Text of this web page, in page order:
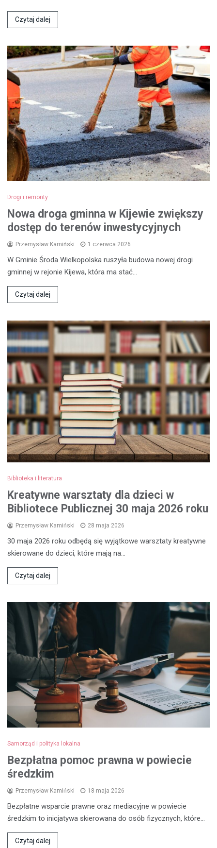
Czytaj dalej
Drogi i remonty
Nowa droga gminna w Kijewie zwiększy
dostęp do terenów inwestycyjnych
Przemysław Kamiński 1 czerwca 2026
W Gminie Środa Wielkopolska ruszyła budowa nowej drogi
gminnej w rejonie Kijewa, która ma stać…
Czytaj dalej
Biblioteka i literatura
Kreatywne warsztaty dla dzieci w
Bibliotece Publicznej 30 maja 2026 roku
Przemysław Kamiński 28 maja 2026
30 maja 2026 roku odbędą się wyjątkowe warsztaty kreatywne
skierowane do dzieci, które mają na…
Czytaj dalej
Samorząd i polityka lokalna
Bezpłatna pomoc prawna w powiecie
średzkim
Przemysław Kamiński 18 maja 2026
Bezpłatne wsparcie prawne oraz mediacyjne w powiecie
średzkim to inicjatywa skierowana do osób fizycznych, które…
Czytaj dalej